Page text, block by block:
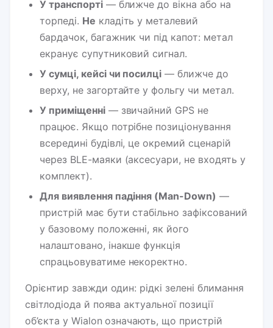
У транспорті— ближче до вікна або на
торпеді. Не кладіть у металевий
бардачок, багажник чи під капот: метал
екранує супутниковий сигнал.
У сумці, кейсі чи посилці — ближче до
верху, не загортайте у фольгу чи метал.
У приміщенні— звичайний GPS не
працює. Якщо потрібне позиціонування
всередині будівлі, це окремий сценарій
через BLE-маяки (аксесуари, не входять у
комплект).
Для виявлення падіння (Man-Down) —
пристрій має бути стабільно зафіксований
у базовому положенні, як його
налаштовано, інакше функція
спрацьовуватиме некоректно.
Орієнтир завжди один: рідкі зелені блимання
світлодіода й поява актуальної позиції
об’єкта у Wialon означають, що пристрій